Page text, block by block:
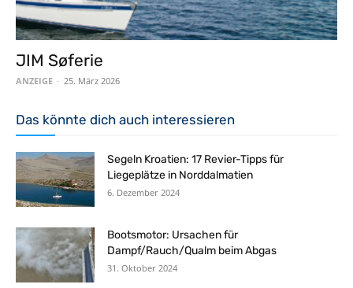
JIM Søferie
ANZEIGE - 25. März 2026
Das könnte dich auch interessieren
Segeln Kroatien: 17 Revier-Tipps für
Liegeplätze in Norddalmatien
6. Dezember 2024
Bootsmotor: Ursachen für
Dampf/Rauch/Qualm beim Abgas
31. Oktober 2024